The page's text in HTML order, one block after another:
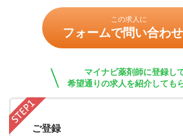
この求人に
フォームで問い合わ
マイナビ薬剤師に登録し
希望通りの求人を紹介しても
ご登録